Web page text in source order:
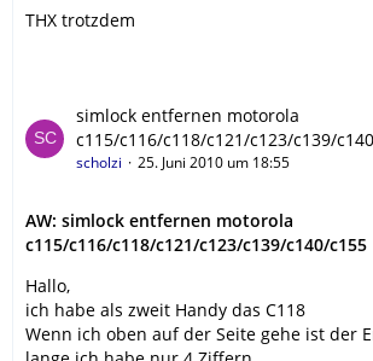
THX trotzdem
simlock entfernen motorola
c115/c116/c118/c121/c123/c139/
scholzi 25. Juni 2010 um 18:55
AW: simlock entfernen motorola
c115/c116/c118/c121/c123/c139/c140/c155
Hallo,
ich habe als zweit Handy das C118
Wenn ich oben auf der Seite gehe ist der